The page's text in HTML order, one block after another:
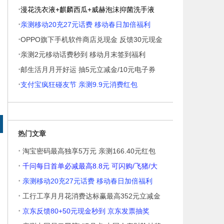
牛
·漫花洗衣液+麒麟西瓜+威赫泡沫抑菌洗手液
·亲测移动20充27元话费 移动春日加倍福利
·OPPO旗下手机软件商店兑现金 反馈30元现金
·亲测2元移动话费秒到 移动月末签到福利
·邮生活月月开好运 抽5元立减金/10元电子券
·支付宝疯狂碰友节 亲测9.9元消费红包
热门文章
· 淘宝密码最高独享5万元 亲测166.40元红包
· 千问每日首单必减最高8.8元 可闪购/飞猪/大
· 亲测移动20充27元话费 移动春日加倍福利
· 工行工享月月花消费达标赢最高352元立减金
· 京东反馈80+50元现金秒到 京东发票抽奖